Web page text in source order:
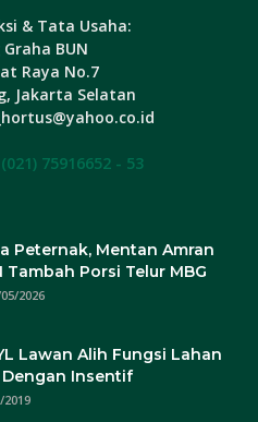
& Tata Usaha:
BUN
Raya No.7
Jakarta Selatan
(021) 75916652 - 53
Peternak, Mentan Amran
Tambah Porsi Telur MBG
2026
Lawan Alih Fungsi Lahan
Insentif
2019